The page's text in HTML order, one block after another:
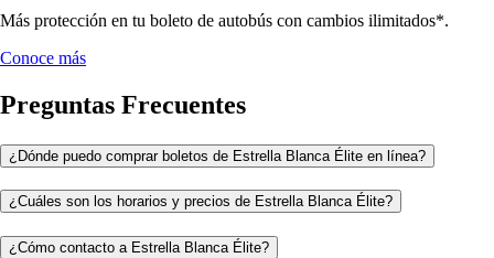
Más protección en tu boleto de autobús con cambios ilimitados*.
Conoce más
Preguntas Frecuentes
¿Dónde puedo comprar boletos de Estrella Blanca Élite en línea?
¿Cuáles son los horarios y precios de Estrella Blanca Élite?
¿Cómo contacto a Estrella Blanca Élite?